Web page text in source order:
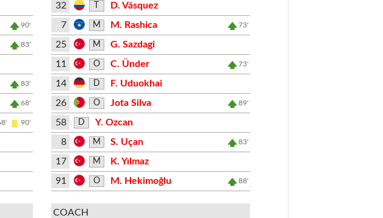
90'
83'
83'
68'
90'
32
D. Vásquez
7
M M. Rashica 73'
25 M
G. Sazdagi
11
O C. Ünder 73'
14 D
F. Uduokhai
26
O Jota Silva 89'
58 D
Y. Ozcan
8
M S. Uçan 83'
17 M
K. Yılmaz
91
O M. Hekimoğlu 88'
COACH